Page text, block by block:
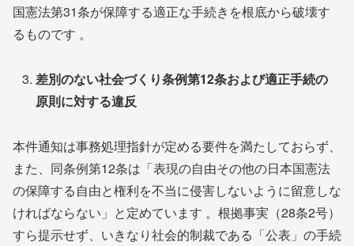
国憲法第31条が保障する適正な手続きを根底から破壊す
るものです 。
差別のない社会づくり条例第12条および適正手続の
原則に対する違反
本件通知は事務処理指針が定める要件を満たしておらず、
また、同条例第12条は「表現の自由その他の日本国憲法
の保障する自由と権利を不当に侵害しないように留意しな
ければならない」と定めています 。根拠事実（28条2号）
すら提示せず、いきなり社会的制裁である「公表」の手続